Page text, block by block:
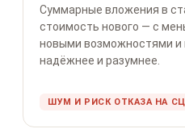
Суммарные вложения в
стоимость нового — с
новыми возможностями и
надёжнее и разумнее.
ШУМ И РИСК ОТКАЗА НА